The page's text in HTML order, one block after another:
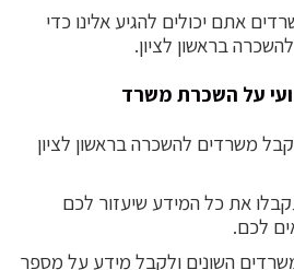
אתם יכולים להגיע אלינו כדי
בראשון לציון.
על השכרת משרד
משרדים להשכרה בראשון לציון
את כל המידע שיעזור לכם
לכם.
השונים ולקבל מידע על מספר